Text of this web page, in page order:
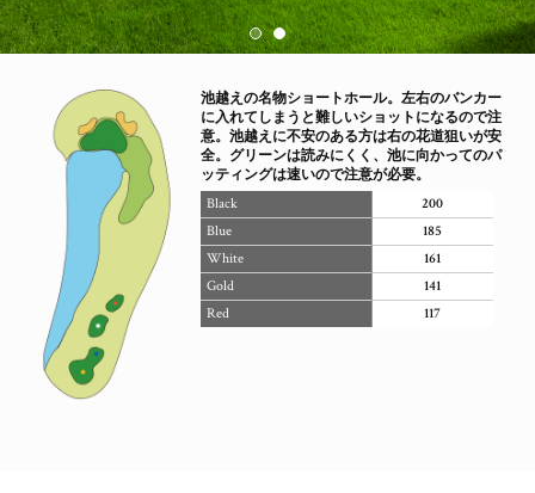
池越えの名物ショートホール。左右のバンカー
に入れてしまうと難しいショットになるので注
意。池越えに不安のある方は右の花道狙いが安
全。グリーンは読みにくく、池に向かってのパ
ッティングは速いので注意が必要。
Black
200
Blue
185
White
161
Gold
141
Red
117